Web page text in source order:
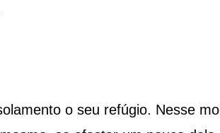
o seu refúgio. Nesse